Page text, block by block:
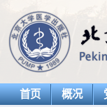
首页 概况